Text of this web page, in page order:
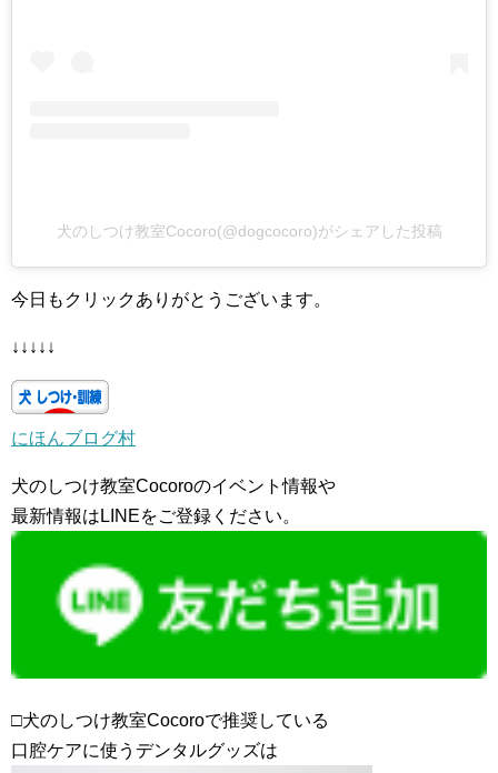
犬のしつけ教室Cocoro(@dogcocoro)がシェアした投稿
今日もクリックありがとうございます。
↓↓↓↓↓
にほんブログ村
犬のしつけ教室Cocoroのイベント情報や
最新情報はLINEをご登録ください。
□犬のしつけ教室Cocoroで推奨している
口腔ケアに使うデンタルグッズは